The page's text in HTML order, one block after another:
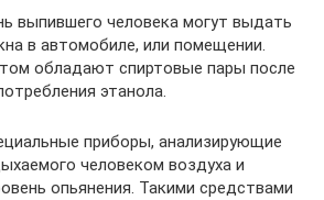
выпившего человека могут выдать
в автомобиле, или помещении.
обладают спиртовые пары после
этанола.
приборы, анализирующие
человеком воздуха и
опьянения. Такими средствами